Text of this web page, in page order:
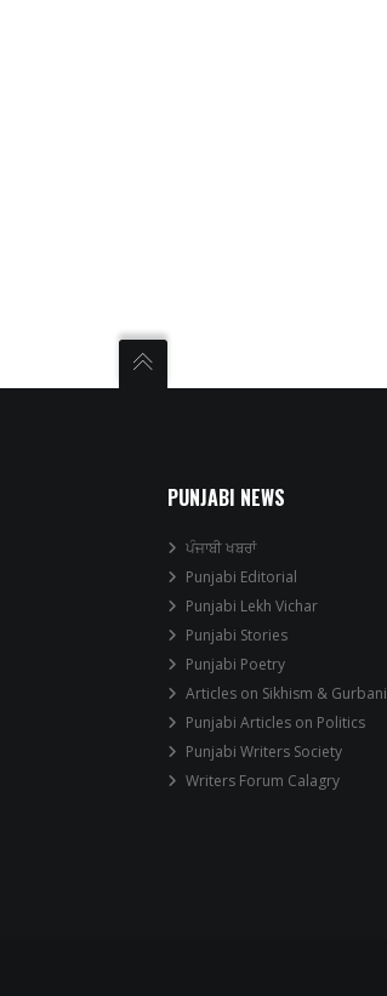
PUNJABI NEWS
ਪੰਜਾਬੀ ਖਬਰਾਂ
Punjabi Editorial
Punjabi Lekh Vichar
Punjabi Stories
Punjabi Poetry
Articles on Sikhism & Gurbani
Punjabi Articles on Politics
Punjabi Writers Society
Writers Forum Calagry